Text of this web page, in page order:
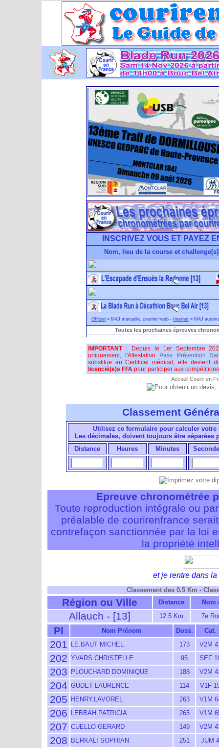
INSCRIVEZ VOUS ET PAYEZ
Nom, lieu de la course et challenge[s]
Officiel = MAJ manuelle, courrier+web - Internet = MAJ
Toutes les prochaines épreuves
IMPORTANT: Depuis le 1er Septembre
uniquement, l'Attestation
Pass Prévention
substitue au Certificat médical, elle devient
licencié(e)s FFA pour participer aux
Accueil Courir en
Classement
Utilisez ce formulaire pour calculer votre
Les décimales, doivent toujours être séparées
Distance
Heures Minutes
Epreuve chronométrée
Toute reproduction intégrale ou
préalable de courirenfrance
contrefaçon sanctionnée par la loi
la propriété
et je rentre dans la
Classement des 0.5 Km -
Région ou Ville Distance Nom
Allauch - [13] 12.5 Km 7e
Pl Nom Prénom Doss. Cat.
201 LE.BAUT MICHEL 173 V2M
202 YVARS CHRISTELLE 95 SEF
203 PLOUCHARD DOMINIQUE 188 V2M
204 GUDET LAURENCE 114 V1F
205 HENRY.LAVOREL 263 V1M
206 LEBBAH PATRICIA 265 V1M
207 CUELLO GERARD 149 V2M
208 BERKALI SOPHIAN 251 JUM 4